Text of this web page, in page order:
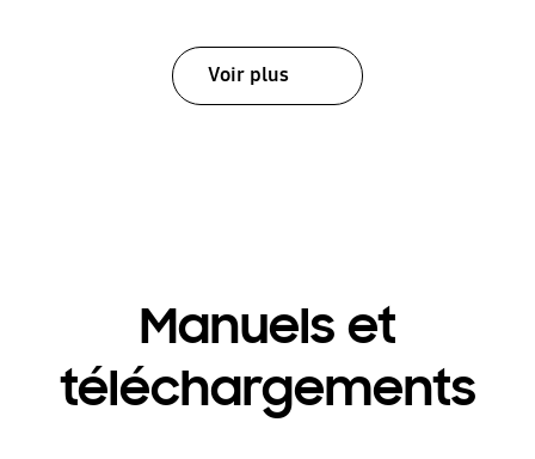
Voir plus
Manuels et
téléchargements